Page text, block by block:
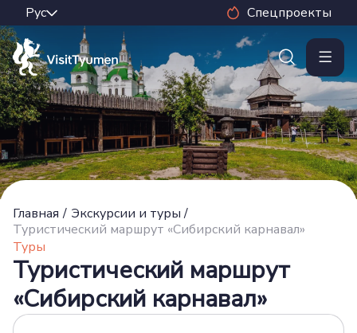
Спецпроекты
Главная / Экскурсии и туры /
Туристический маршрут «Сибирский карнавал»
Туры
Туристический маршрут
«Сибирский карнавал»